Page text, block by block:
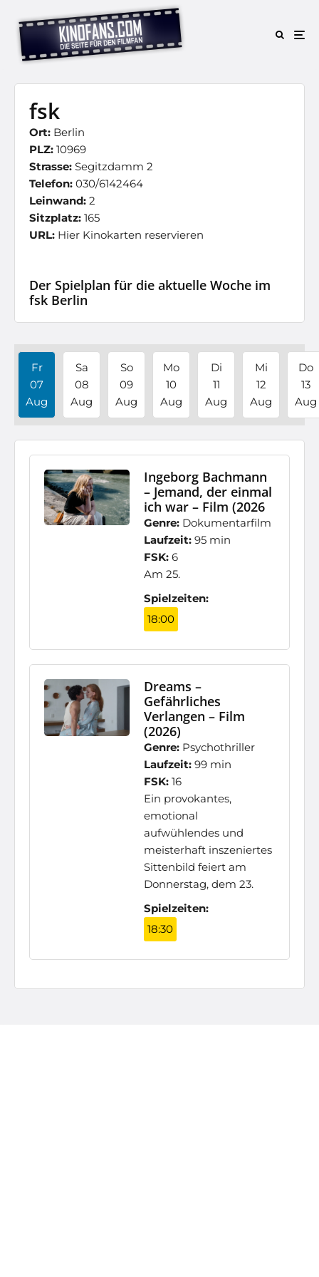
fsk
Ort: Berlin
PLZ: 10969
Strasse: Segitzdamm 2
Telefon: 030/6142464
Leinwand: 2
Sitzplatz: 165
URL: Hier Kinokarten reservieren
Der Spielplan für die aktuelle Woche im
fsk Berlin
Fr
07
Aug
Sa
08
Aug
So
09
Aug
Mo
10
Aug
Di
11
Aug
Mi
12
Aug
Do
13
Aug
Ingeborg Bachmann
– Jemand, der einmal
ich war – Film (2026
Genre: Dokumentarfilm
Laufzeit: 95 min
FSK: 6
Am 25.
Spielzeiten:
18:00
Dreams –
Gefährliches
Verlangen – Film
(2026)
Genre: Psychothriller
Laufzeit: 99 min
FSK: 16
Ein provokantes,
emotional
aufwühlendes und
meisterhaft inszeniertes
Sittenbild feiert am
Donnerstag, dem 23.
Spielzeiten:
18:30